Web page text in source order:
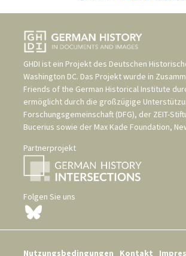
GHDI ist ein Projekt des Deutschen
Washington DC. Das Projekt wurde in
Friends of the German Historical Institute
ermöglicht durch die großzügige
Forschungsgemeinschaft (DFG), der ZEIT-
Bucerius sowie der Max Kade Foundation,
Partnerprojekt
Folgen Sie uns
Nutzungsbedingungen Kontakt